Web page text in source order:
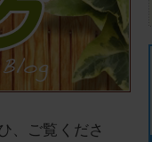
、ご覧くださ